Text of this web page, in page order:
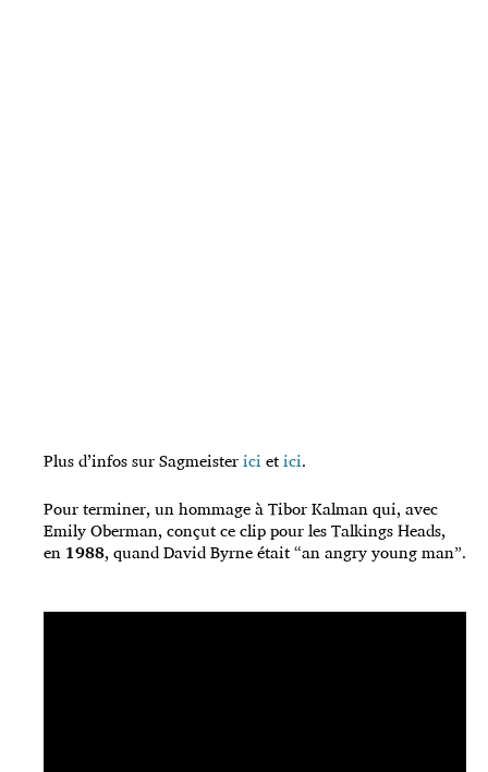
Plus d’infos sur Sagmeisterici etici.
Pour terminer, un hommage à Tibor Kalman qui, avec
Emily Oberman, conçut ce clip pour les Talkings Heads,
en 1988, quand David Byrne était “an angry young man”.